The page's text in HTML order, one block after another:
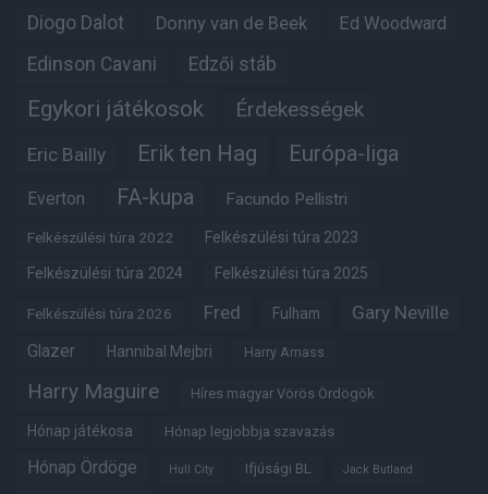
Diogo Dalot Donny van de Beek Ed Woodward
Edinson Cavani Edzői stáb
Egykori játékosok Érdekességek
Eric Bailly Erik ten Hag Európa-liga
Everton FA-kupa Facundo Pellistri
Felkészülési túra 2022 Felkészülési túra 2023
Felkészülési túra 2024 Felkészülési túra 2025
Felkészülési túra 2026 Fred Fulham Gary Neville
Glazer Hannibal Mejbri Harry Amass
Harry Maguire Híres magyar Vörös Ördögök
Hónap játékosa Hónap legjobbja szavazás
Hónap Ördöge Hull City Ifjúsági BL Jack Butland